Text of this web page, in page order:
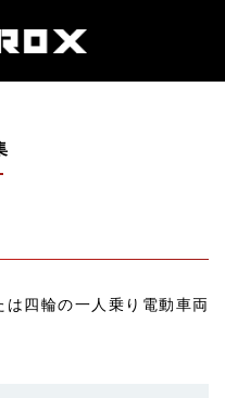
四輪の一人乗り電動車両